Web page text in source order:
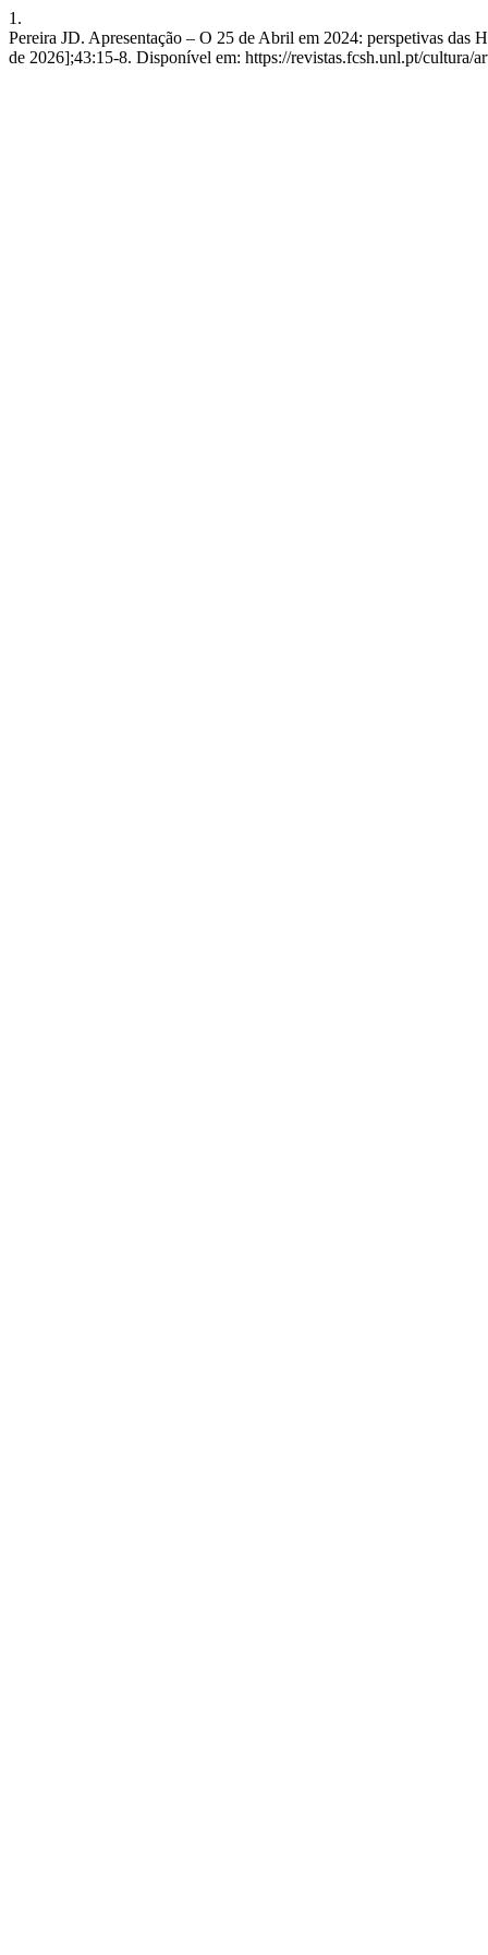
1.
Pereira JD. Apresentação – O 25 de Abril em 2024: perspetivas
de 2026];43:15-8. Disponível em: https://revistas.fcsh.unl.pt/cultura/